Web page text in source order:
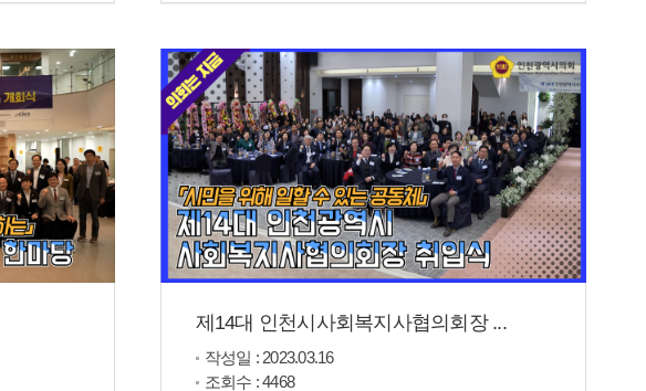
제14대 인천시사회복지사협의회장 ...
작성일 : 2023.03.16
조회수 : 4468